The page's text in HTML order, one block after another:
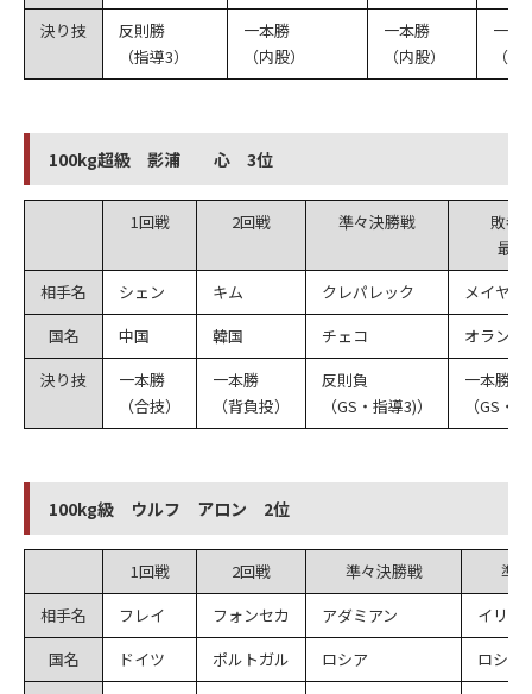
決り技
反則勝
（指導3）
一本勝
（内股）
一本勝
（内股）
一本
（
100kg超級 影浦 心 3位
1回戦 2回戦 準々決勝戦
敗者
最
相手名
シェン キム クレパレック
メイヤー
国名
中国 韓国 チェコ
オランダ
決り技
一本勝
（合技）
一本勝
（背負投）
反則負
（GS・指導3)）
一本勝
（GS・
100kg級 ウルフ アロン 2位
1回戦 2回戦 準々決勝戦
準
相手名
フレイ フォンセカ アダミアン
イリア
国名
ドイツ ポルトガル ロシア
ロシア